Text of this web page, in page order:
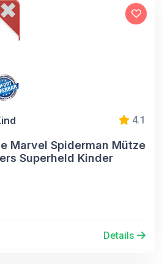
4.1
Marvel Spiderman Mütze
Superheld Kinder
Details